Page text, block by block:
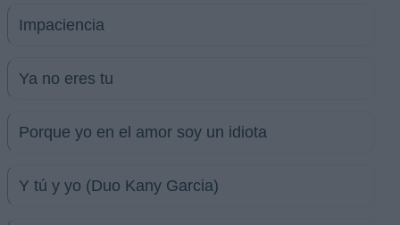
Impaciencia
Ya no eres tu
Porque yo en el amor soy un idiota
Y tú y yo (Duo Kany Garcia)